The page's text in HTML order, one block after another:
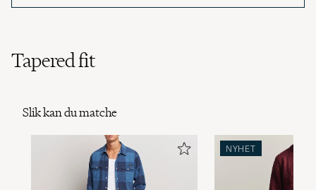
Tapered fit
Slik kan du matche
NYHET